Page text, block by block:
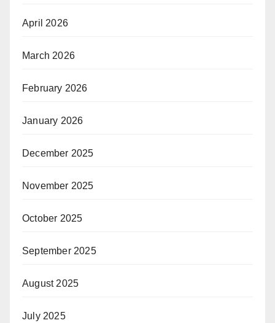
April 2026
March 2026
February 2026
January 2026
December 2025
November 2025
October 2025
September 2025
August 2025
July 2025